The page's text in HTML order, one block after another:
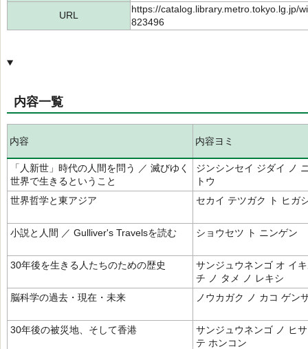
URL
https://catalog.library.metro.tokyo.lg.jp/
823496
内容一覧
内容 内容ヨミ
「人新世」時代の人間を問う ／ 滅びゆく
世界で生きるということ
ジンシンセイ ジダイ ノ
トウ
世界哲学と東アジア
セカイ テツガク ト ヒガ
小説と人間 ／ Gulliver's Travelsを読む ショウセツ ト ニンゲン
30年後を生きる人たちのための歴史
サンジュウネンゴ オ イ
チ ノ タメ ノ レキシ
脳科学の過去・現在・未来
ノウカガク ノ カコ ゲン
30年後の被災地、そして香港
サンジュウネンゴ ノ ヒ
テ ホンコン